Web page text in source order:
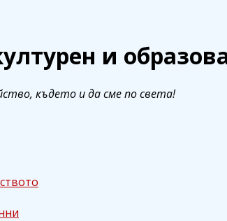
и образователен
и
където и да сме по света!